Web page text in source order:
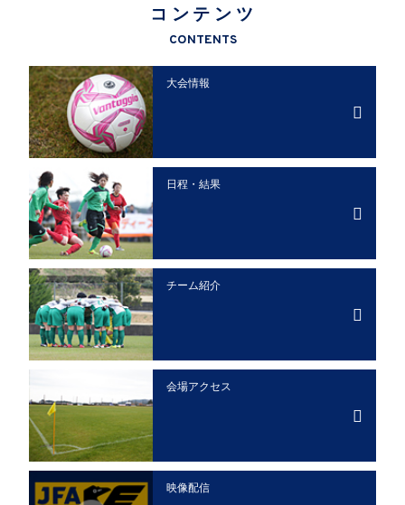
コンテンツ
CONTENTS
大会情報
日程・結果
チーム紹介
会場アクセス
映像配信